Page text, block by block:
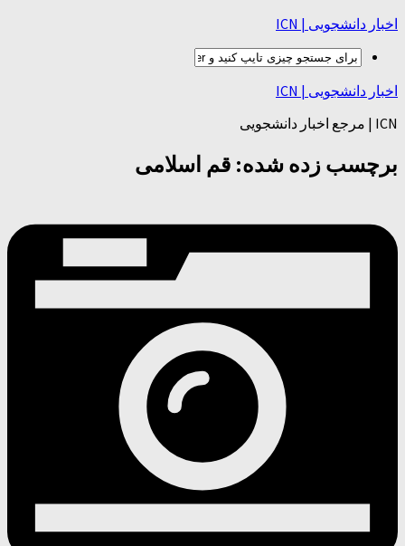
اخبار دانشجویی | ICN
اخبار دانشجویی | ICN
ICN | مرجع اخبار دانشجویی
برچسب زده شده: قم اسلامی